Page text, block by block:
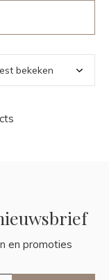
en promoties